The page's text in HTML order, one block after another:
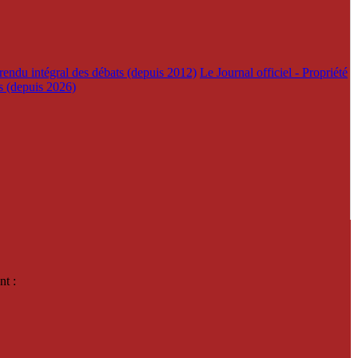
intégral des débats (depuis 2012) Le Journal officiel - Propriété
(depuis 2026)
: